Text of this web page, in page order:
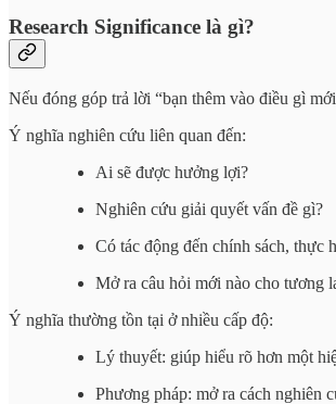
Research Significance là gì?
Nếu đóng góp trả lời “bạn thêm vào điều gì
Ý nghĩa nghiên cứu liên quan đến:
Ai sẽ được hưởng lợi?
Nghiên cứu giải quyết vấn đề gì?
Có tác động đến chính sách, thực
Mở ra câu hỏi mới nào cho tương
Ý nghĩa thường tồn tại ở nhiều cấp độ:
Lý thuyết: giúp hiểu rõ hơn một
Phương pháp: mở ra cách nghiên